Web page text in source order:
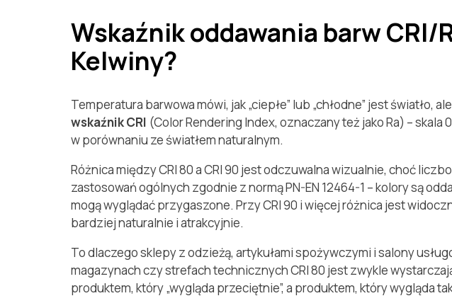
Wskaźnik oddawania barw
Kelwiny?
Temperatura barwowa mówi, jak „ciepłe” lub „chłodne” jest
wskaźnik CRI (Color Rendering Index, oznaczany też jako Ra) –
w porównaniu ze światłem naturalnym.
Różnica między CRI 80 a CRI 90 jest odczuwalna wizualnie, choć
zastosowań ogólnych zgodnie z normą PN-EN 12464-1 – kolory są
mogą wyglądać przygaszone. Przy CRI 90 i więcej różnica jest
bardziej naturalnie i atrakcyjnie.
To dlaczego sklepy z odzieżą, artykułami spożywczymi i salony
magazynach czy strefach technicznych CRI 80 jest zwykle
produktem, który „wygląda przeciętnie”, a produktem, który wygląda